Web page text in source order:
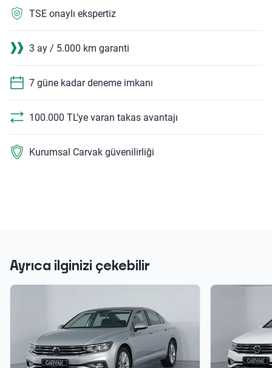
TSE onaylı ekspertiz
3 ay / 5.000 km garanti
7 güne kadar deneme imkanı
100.000 TL’ye varan takas avantajı
Kurumsal Carvak güvenilirliği
Ayrıca ilginizi çekebilir